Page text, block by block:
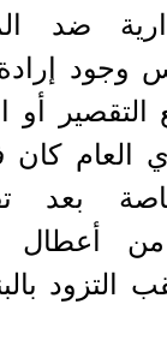
ضد
وجود
التقصير أو
العام كان
بعد
من أعطال
التزود